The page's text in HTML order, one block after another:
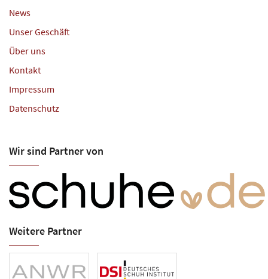
News
Unser Geschäft
Über uns
Kontakt
Impressum
Datenschutz
Wir sind Partner von
Weitere Partner